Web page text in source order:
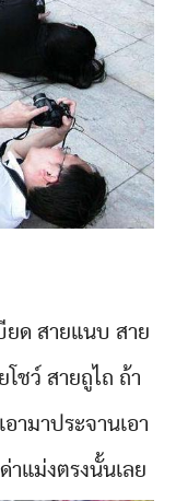
ยด สายแนบ สาย
ชว์ สายถูไถ ถ้า
ามาประจานเอา
าแม่งตรงนั้นเลย